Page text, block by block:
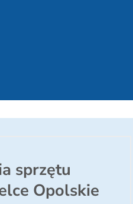
sprzętu
Opolskie